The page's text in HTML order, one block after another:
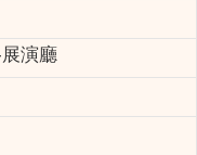
演廳